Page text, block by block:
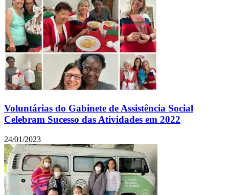
Voluntárias do Gabinete de Assistência Social
Celebram Sucesso das Atividades em 2022
24/01/2023